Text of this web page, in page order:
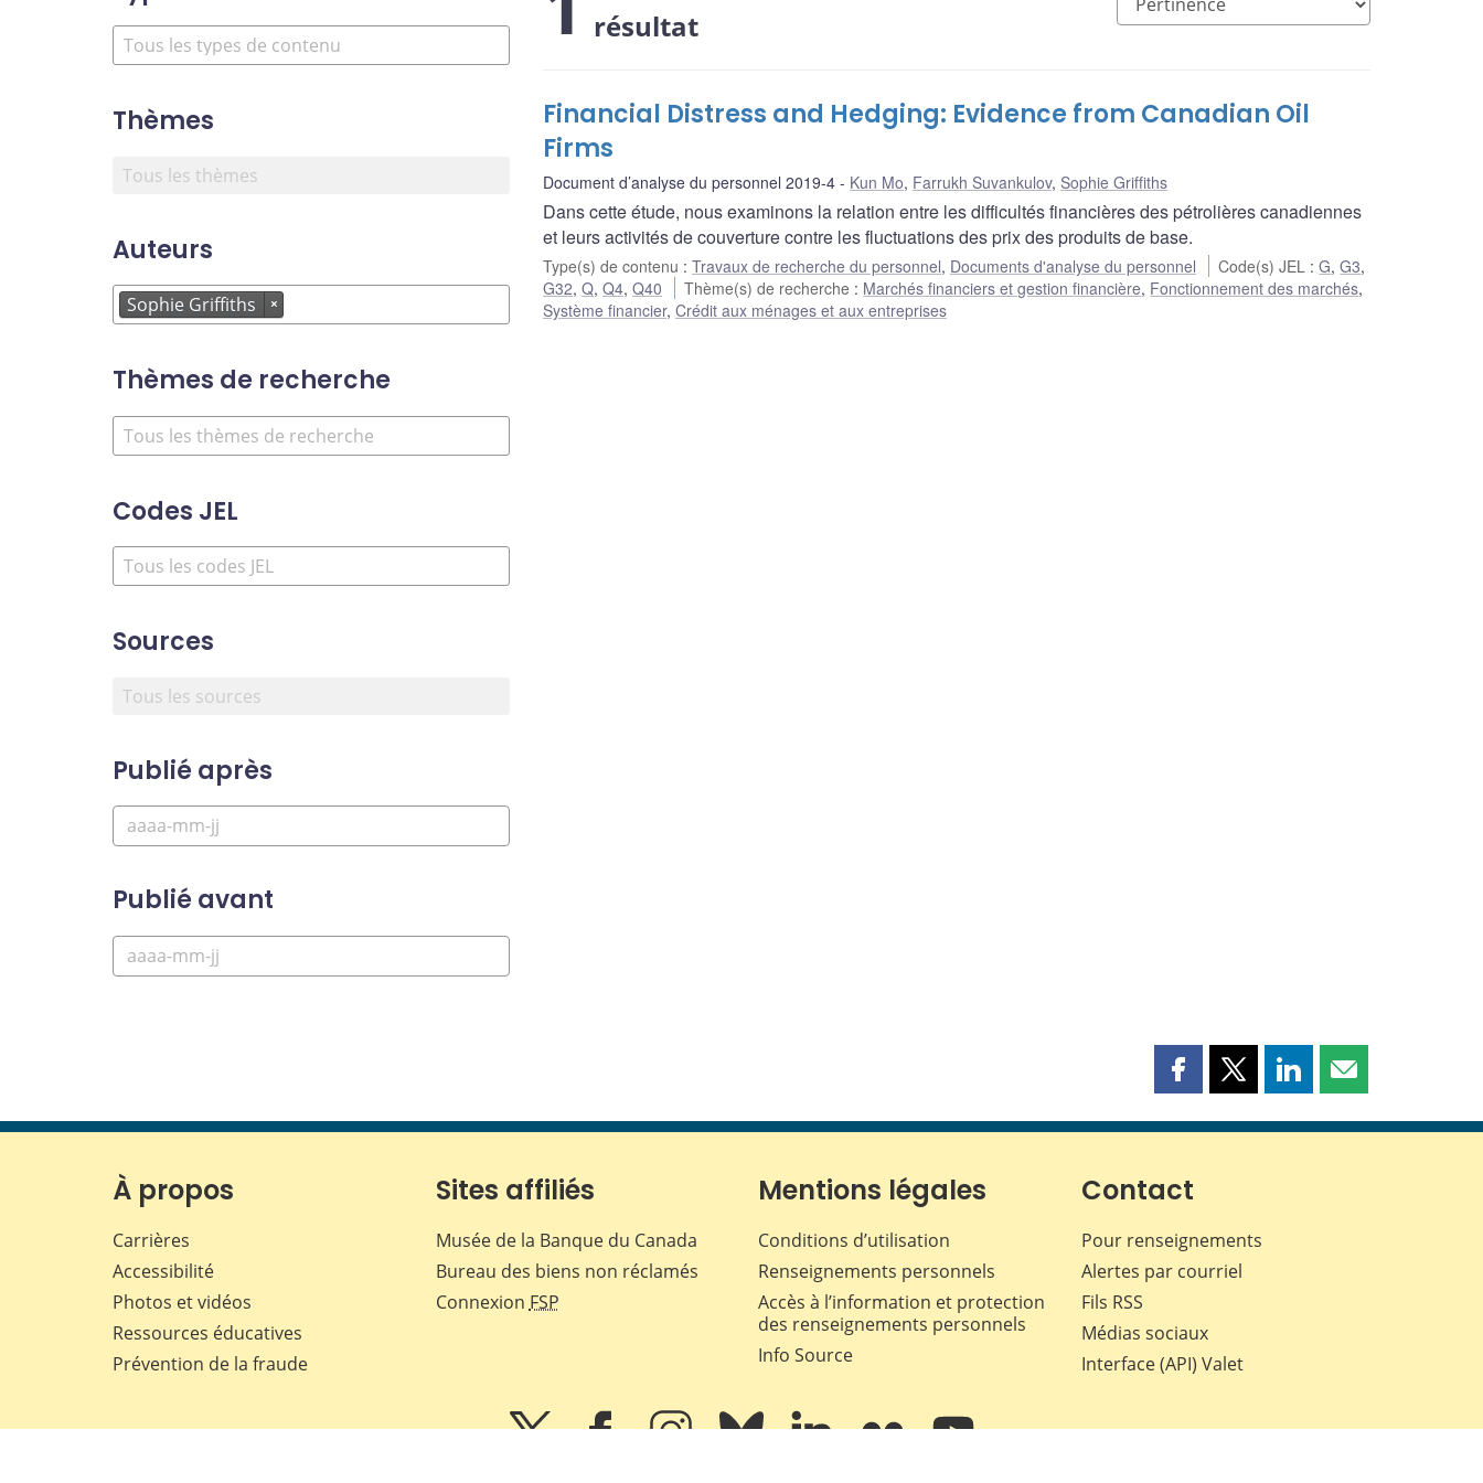
Thèmes
Auteurs
Sophie Griffiths ×
Thèmes de recherche
Codes JEL
Sources
Publié après
Publié avant
résultat
Financial Distress and Hedging: Evidence from Canadian Oil
Firms
Document d’analyse du personnel 2019-4 Kun Mo, Farrukh Suvankulov, Sophie Griffiths
Dans cette étude, nous examinons la relation entre les difficultés financières des pétrolières canadiennes
et leurs activités de couverture contre les fluctuations des prix des produits de base.
Type(s) de contenu : Travaux de recherche du personnel, Documents d'analyse du personnel Code(s) JEL :G,G3,
G32, Q, Q4, Q40 Thème(s) de recherche : Marchés financiers et gestion financière, Fonctionnement des marchés,
Système financier, Crédit aux ménages et aux entreprises
Partager
page
Facebook
Partager
page
Partager
page
Partager
page
À propos
Carrières
Accessibilité
Photos et vidéos
Ressources éducatives
Prévention de la fraude
Sites affiliés
Musée de la Banque du Canada
Bureau des biens non réclamés
ConnexionFSP
Mentions légales
Conditions d’utilisation
Renseignements personnels
Accès à l’information et protection
des renseignements personnels
Info Source
Contact
Pour renseignements
Alertes par courriel
Fils RSS
Médias sociaux
Interface (API) Valet